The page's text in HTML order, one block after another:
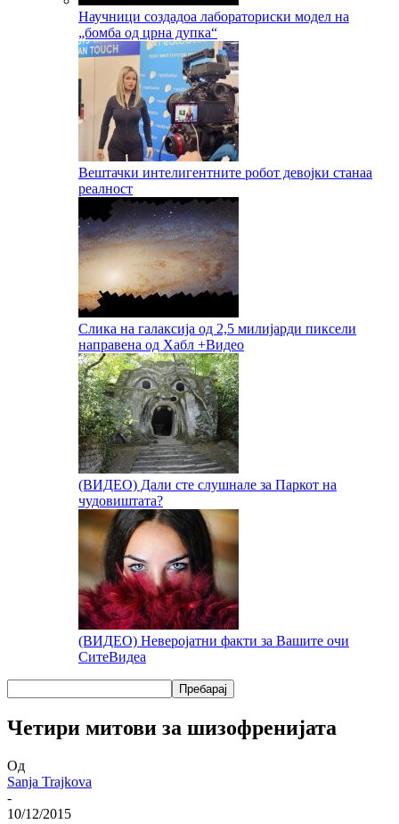
Научници создадоа лабораториски модел на
„бомба од црна дупка“
Вештачки интелигентните робот девојки станаа
реалност
Слика на галаксија од 2,5 милијарди пиксели
направена од Хабл +Видео
(ВИДЕО) Дали сте слушнале за Паркот на
чудовиштата?
(ВИДЕО) Неверојатни факти за Вашите очи
СитеВидеа
Четири митови за шизофренијата
Од
Sanja Trajkova
-
10/12/2015